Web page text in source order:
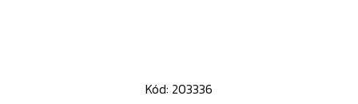
Kód: 203336